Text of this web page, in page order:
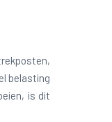
belasting
is dit